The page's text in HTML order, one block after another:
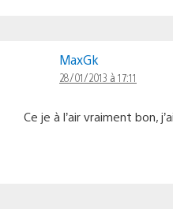
MaxGk
28/01/2013 à 17:11
Ce je à l’air vraiment bon,